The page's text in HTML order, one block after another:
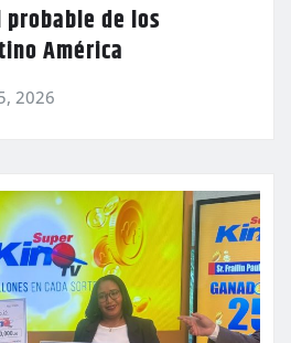
de los
América
2026